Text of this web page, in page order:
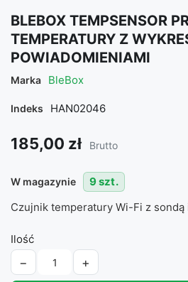
BLEBOX TEMPSENSOR
TEMPERATURY Z
POWIADOMIENIAMI
Marka BleBox
Indeks HAN02046
185,00 zł Brutto
W magazynie
9 szt.
Czujnik temperatury Wi-Fi z
Ilość
− +